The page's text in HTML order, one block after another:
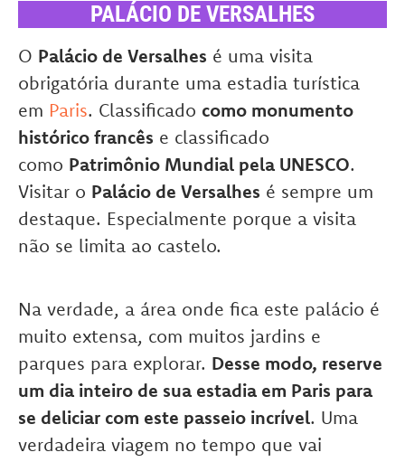
PALÁCIO DE VERSALHES
O Palácio de Versalhes é uma visita
obrigatória durante uma estadia turística
em Paris. Classificado como monumento
histórico francês e classificado
como Patrimônio Mundial pela UNESCO.
Visitar o Palácio de Versalhes é sempre um
destaque. Especialmente porque a visita
não se limita ao castelo.
Na verdade, a área onde fica este palácio é
muito extensa, com muitos jardins e
parques para explorar. Desse modo, reserve
um dia inteiro de sua estadia em Paris para
se deliciar com este passeio incrível. Uma
verdadeira viagem no tempo que vai